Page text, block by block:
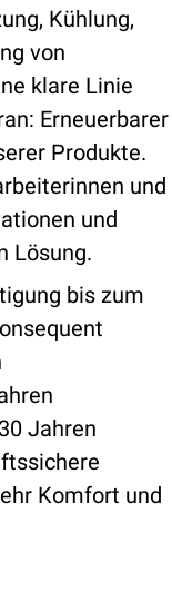
Kühlung,
von
klare Linie
Erneuerbarer
Produkte.
und
und
Lösung.
bis zum
Jahren
Komfort und